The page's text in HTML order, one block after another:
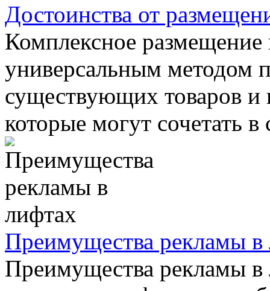
Достоинства от
Комплексное
универсальным методом
существующих товаров и
которые могут сочетать в
Преимущества рекламы в
Преимущества рекламы в